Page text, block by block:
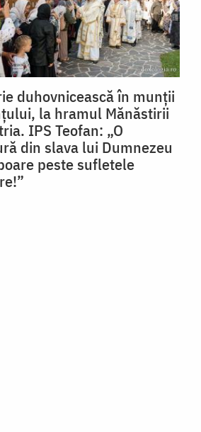
duhovnicească în munții
la hramul Mănăstirii
IPS Teofan: „O
din slava lui Dumnezeu
peste sufletele